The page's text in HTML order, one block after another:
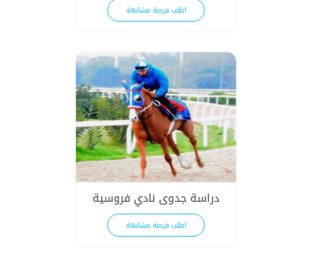
اطلب فرصة مشابهة
دراسة جدوى نادي فروسية
اطلب فرصة مشابهة